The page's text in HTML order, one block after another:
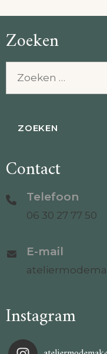
Zoeken
Contact
Telefoon
06 30 27 77 50
E-mail
Instagram